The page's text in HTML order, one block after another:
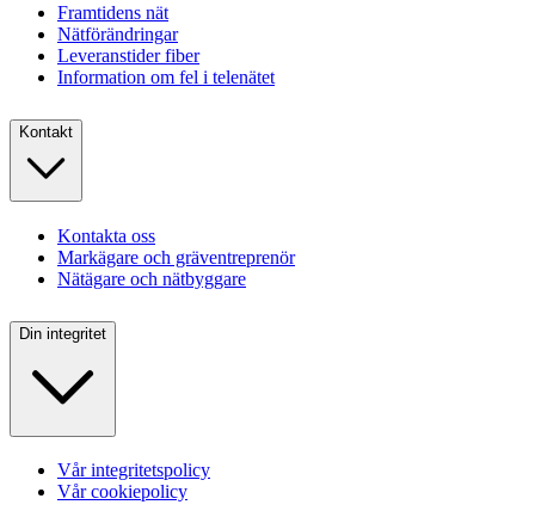
Framtidens nät
Nätförändringar
Leveranstider fiber
Information om fel i telenätet
Kontakt
Kontakta oss
Markägare och gräventreprenör
Nätägare och nätbyggare
Din integritet
Vår integritetspolicy
Vår cookiepolicy